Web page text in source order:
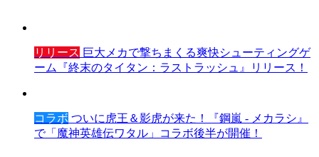
リリース 巨大メカで撃ちまくる爽快シューティングゲ
ーム『終末のタイタン：ラストラッシュ』リリース！
コラボ ついに虎王＆影虎が来た！『鋼嵐 - メカラシ』
で「魔神英雄伝ワタル」コラボ後半が開催！